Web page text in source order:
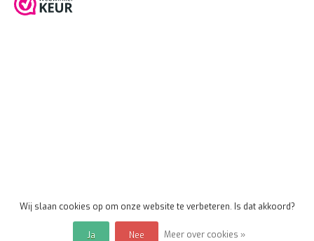
Wij slaan cookies op om onze website te verbeteren. Is dat akkoord?
Ja Nee Meer over cookies »